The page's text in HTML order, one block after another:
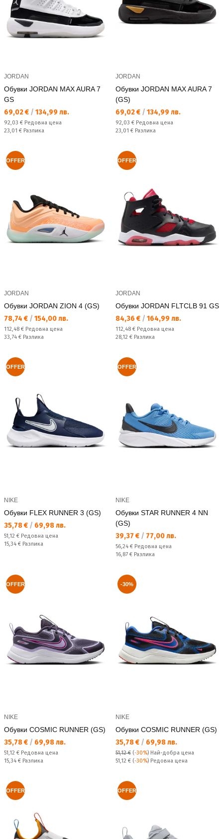
JORDAN
Обувки JORDAN MAX AURA 7
GS
Текуща цена:
69,02 € / 134,99 лв.
Редовна цена:
92,03 € Редовна цена
Спестявате:
23,01 € Разлика
JORDAN
Обувки JORDAN MAX AURA 7
(GS)
Текуща цена:
69,02 € / 134,99 лв.
Редовна цена:
92,03 € Редовна цена
Спестявате:
23,01 € Разлика
OFFER
JORDAN
Обувки JORDAN ZION 4 (GS)
Текуща цена:
78,74 € / 154,00 лв.
Редовна цена:
112,48 € Редовна цена
Спестявате:
33,74 € Разлика
OFFER
JORDAN
Обувки JORDAN FLTCLB 91 GS
Текуща цена:
84,36 € / 164,99 лв.
Редовна цена:
112,48 € Редовна цена
Спестявате:
28,12 € Разлика
OFFER
NIKE
Обувки FLEX RUNNER 3 (GS)
Текуща цена:
35,78 € / 69,98 лв.
Редовна цена:
51,12 € Редовна цена
Спестявате:
15,34 € Разлика
OFFER
NIKE
Обувки STAR RUNNER 4 NN
(GS)
Текуща цена:
39,37 € / 77,00 лв.
Редовна цена:
56,24 € Редовна цена
Спестявате:
16,87 € Разлика
OFFER
NIKE
Обувки COSMIC RUNNER (GS)
Текуща цена:
35,78 € / 69,98 лв.
Редовна цена:
51,12 € Редовна цена
Спестявате:
15,34 € Разлика
-30%
NIKE
Обувки COSMIC RUNNER (GS)
Текуща цена:
35,78 € / 69,98 лв.
51,12 € (-30%) Най-добра цена
Редовна цена:
51,12 € (-30%) Редовна цена
OFFER OFFER